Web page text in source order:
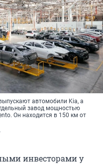
автомобили Kia, а
завод мощностью
Он находится в 150 км от
инвесторами у